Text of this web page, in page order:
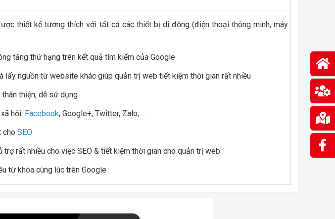
thiết kế tương thích với tất cả các thiết bị di động (điện thoại thông minh, máy
tăng thứ hạng trên kết quả tìm kiếm của Google
lấy nguồn từ website khác giúp quản trị web tiết kiệm thời gian rất nhiều
thân thiện, dễ sử dụng
hội: Facebook, Google+, Twitter, Zalo, ...
cho SEO
rất nhiều cho việc SEO & tiết kiệm thời gian cho quản trị web
từ khóa cùng lúc trên Google